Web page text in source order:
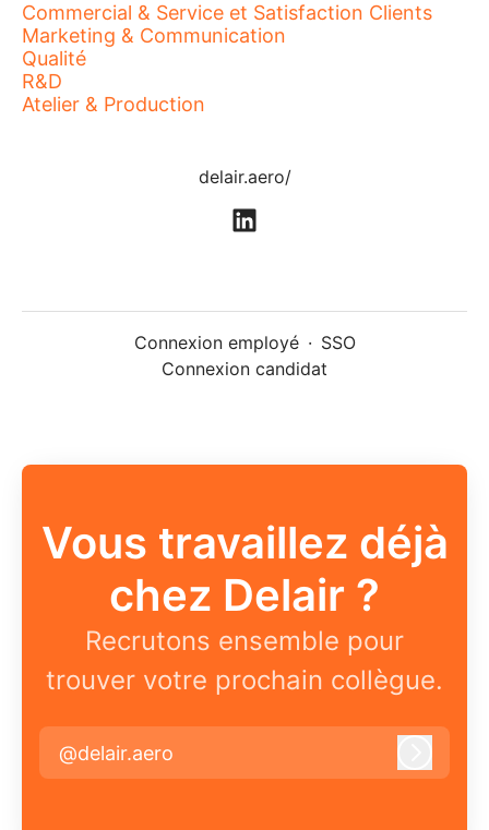
Commercial & Service et Satisfaction Clients
Marketing & Communication
Qualité
R&D
Atelier & Production
delair.aero/
Connexion employé · SSO
Connexion candidat
Vous travaillez déjà
chez Delair ?
Recrutons ensemble pour
trouver votre prochain collègue.
@delair.aero